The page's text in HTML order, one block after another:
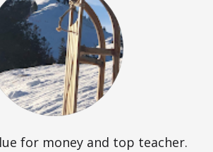
for money and top teacher.